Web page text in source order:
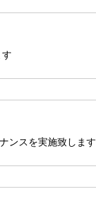
ンスを実施致します